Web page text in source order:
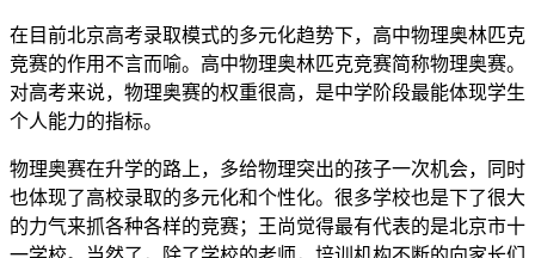
在目前北京高考录取模式的多元化趋势下，高中物理奥林匹克
竞赛的作用不言而喻。高中物理奥林匹克竞赛简称物理奥赛。
对高考来说，物理奥赛的权重很高，是中学阶段最能体现学生
个人能力的指标。
物理奥赛在升学的路上，多给物理突出的孩子一次机会，同时
也体现了高校录取的多元化和个性化。很多学校也是下了很大
的力气来抓各种各样的竞赛；王尚觉得最有代表的是北京市十